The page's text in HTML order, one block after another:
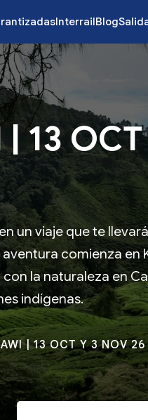
InterrailBlog
13
un viaje que te
comienza en
la naturaleza en
indígenas.
| 13 OCT Y 3 NOV 26